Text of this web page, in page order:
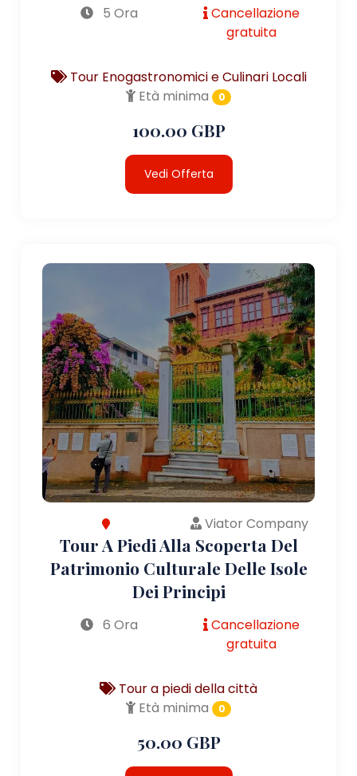
5 Ora
Cancellazione
gratuita
Tour Enogastronomici e Culinari Locali
Età minima
0
100.00 GBP
Vedi Offerta
Viator Company
Tour A Piedi Alla Scoperta Del
Patrimonio Culturale Delle Isole
Dei Principi
6 Ora
Cancellazione
gratuita
Tour a piedi della città
Età minima
0
50.00 GBP